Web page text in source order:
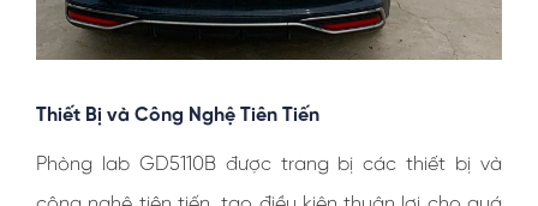
Thiết Bị và Công Nghệ Tiên Tiến
Phòng lab GD5110B được trang bị các thiết bị và